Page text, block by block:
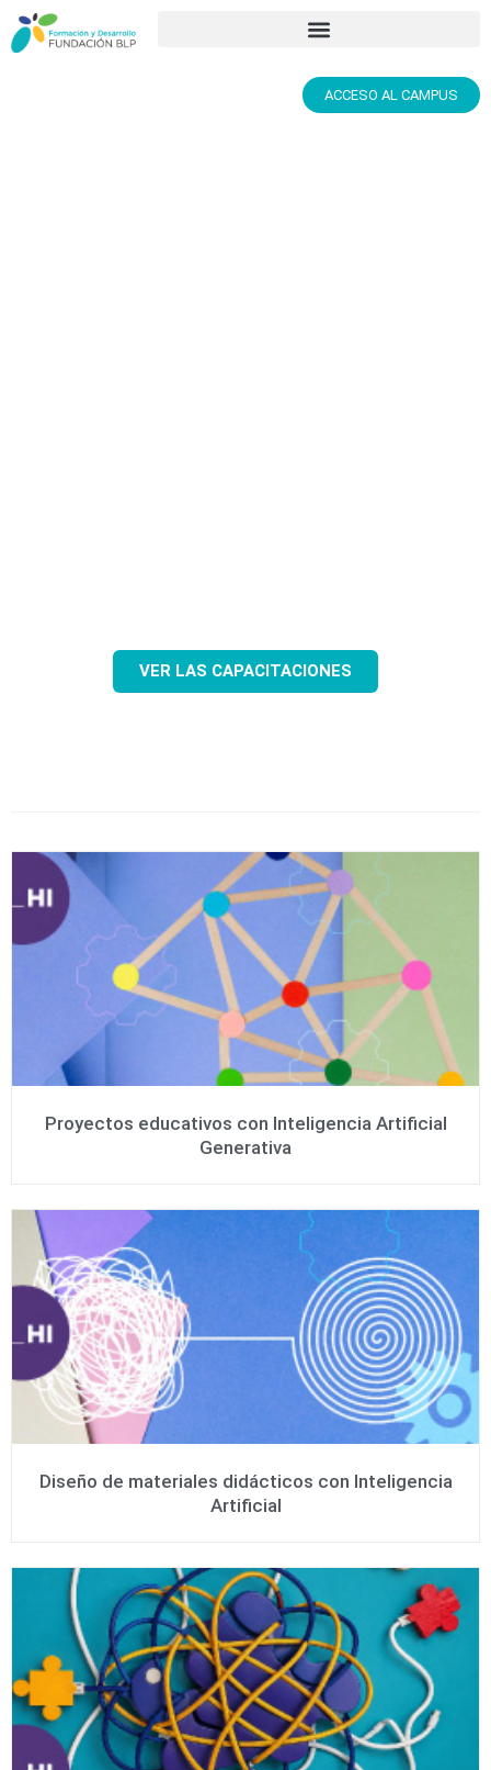
ACCESO AL CAMPUS
VER LAS CAPACITACIONES
Proyectos educativos con Inteligencia Artificial
Generativa
Diseño de materiales didácticos con Inteligencia
Artificial